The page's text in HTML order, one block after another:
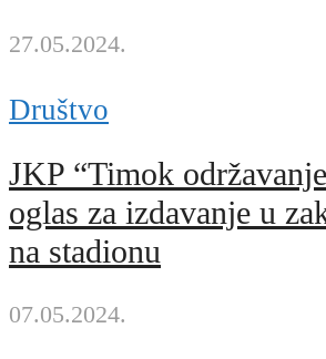
27.05.2024.
Društvo
JKP “Timok
oglas za izdavanje u
na stadionu
07.05.2024.